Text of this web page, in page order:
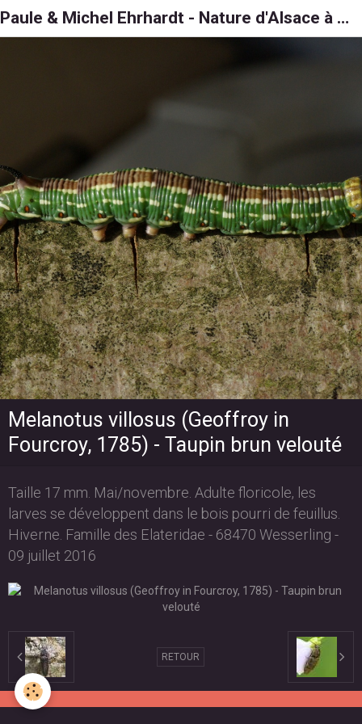
Paule & Michel Ehrhardt - Nature d'Alsace à 6, 8 et 1000 pattes
Melanotus villosus (Geoffroy in
Fourcroy, 1785) - Taupin brun velouté
Taille 17 mm. Mai/novembre. Adulte floricole, les
larves se développent dans le bois pourri de feuillus.
Hiverne. Famille des Elateridae - 68470 Wesserling -
09 juillet 2016
RETOUR